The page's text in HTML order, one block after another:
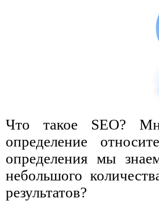
Что такое SEO?
определение
определения мы
небольшого
результатов?